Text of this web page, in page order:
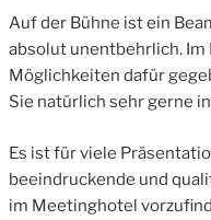
Auf der Bühne ist ein
absolut unentbehrlich. Im
Möglichkeiten dafür
Sie natürlich sehr gerne
Es ist für viele
beeindruckende und
im Meetinghotel